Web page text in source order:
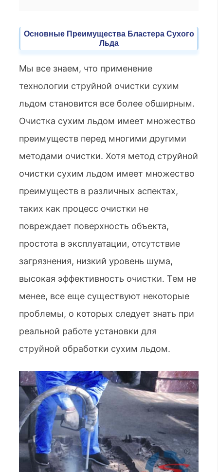
Основные Преимущества Бластера Сухого
Льда
Мы все знаем, что применение
технологии струйной очистки сухим
льдом становится все более обширным.
Очистка сухим льдом имеет множество
преимуществ перед многими другими
методами очистки. Хотя метод струйной
очистки сухим льдом имеет множество
преимуществ в различных аспектах,
таких как процесс очистки не
повреждает поверхность объекта,
простота в эксплуатации, отсутствие
загрязнения, низкий уровень шума,
высокая эффективность очистки. Тем не
менее, все еще существуют некоторые
проблемы, о которых следует знать при
реальной работе установки для
струйной обработки сухим льдом.